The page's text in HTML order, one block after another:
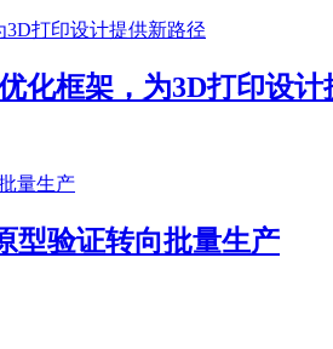
化框架，为3D打印设计
型验证转向批量生产